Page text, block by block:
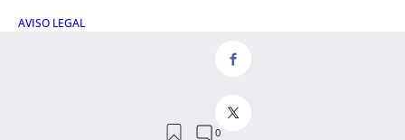
AVISO LEGAL